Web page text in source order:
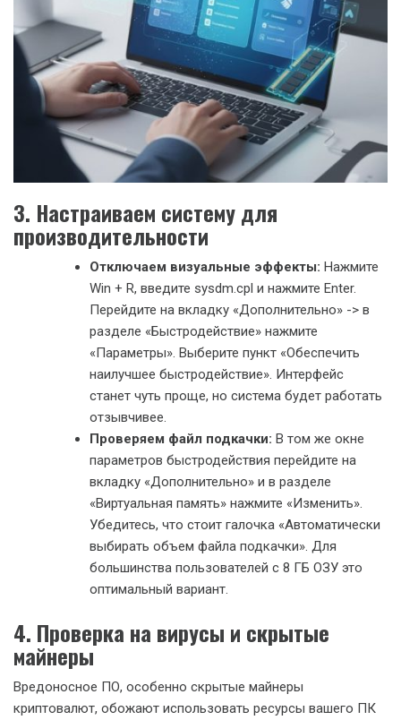
3. Настраиваем систему для
производительности
Отключаем визуальные эффекты: Нажмите
Win + R, введите sysdm.cpl и нажмите Enter.
Перейдите на вкладку «Дополнительно» -> в
разделе «Быстродействие» нажмите
«Параметры». Выберите пункт «Обеспечить
наилучшее быстродействие». Интерфейс
станет чуть проще, но система будет работать
отзывчивее.
Проверяем файл подкачки: В том же окне
параметров быстродействия перейдите на
вкладку «Дополнительно» и в разделе
«Виртуальная память» нажмите «Изменить».
Убедитесь, что стоит галочка «Автоматически
выбирать объем файла подкачки». Для
большинства пользователей с 8 ГБ ОЗУ это
оптимальный вариант.
4. Проверка на вирусы и скрытые
майнеры
Вредоносное ПО, особенно скрытые майнеры
криптовалют, обожают использовать ресурсы вашего ПК